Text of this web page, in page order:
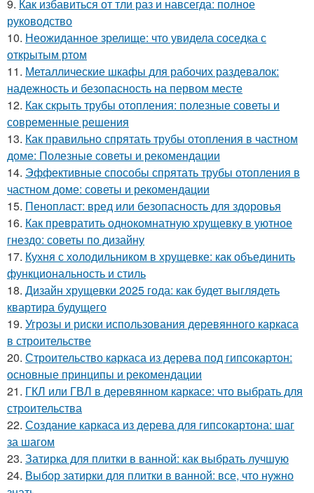
9. Как избавиться от тли раз и навсегда: полное
руководство
10. Неожиданное зрелище: что увидела соседка с
открытым ртом
11. Металлические шкафы для рабочих раздевалок:
надежность и безопасность на первом месте
12. Как скрыть трубы отопления: полезные советы и
современные решения
13. Как правильно спрятать трубы отопления в частном
доме: Полезные советы и рекомендации
14. Эффективные способы спрятать трубы отопления в
частном доме: советы и рекомендации
15. Пенопласт: вред или безопасность для здоровья
16. Как превратить однокомнатную хрущевку в уютное
гнездо: советы по дизайну
17. Кухня с холодильником в хрущевке: как объединить
функциональность и стиль
18. Дизайн хрущевки 2025 года: как будет выглядеть
квартира будущего
19. Угрозы и риски использования деревянного каркаса
в строительстве
20. Строительство каркаса из дерева под гипсокартон:
основные принципы и рекомендации
21. ГКЛ или ГВЛ в деревянном каркасе: что выбрать для
строительства
22. Создание каркаса из дерева для гипсокартона: шаг
за шагом
23. Затирка для плитки в ванной: как выбрать лучшую
24. Выбор затирки для плитки в ванной: все, что нужно